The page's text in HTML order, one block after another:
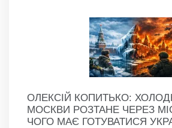
ОЛЕКСІЙ КОПИТЬКО:
МОСКВИ РОЗТАНЕ ЧЕРЕЗ
ЧОГО МАЄ ГОТУВАТИСЯ